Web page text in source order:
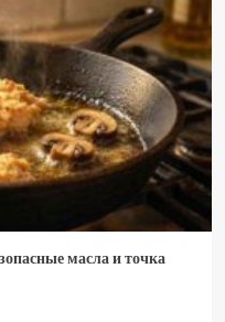
масла и точка